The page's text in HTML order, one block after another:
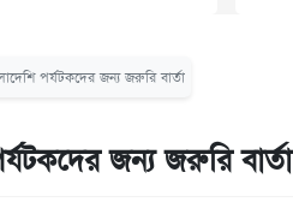
পর্যটকদের জন্য জরুরি বার্তা
জন্য জরুরি বার্তা